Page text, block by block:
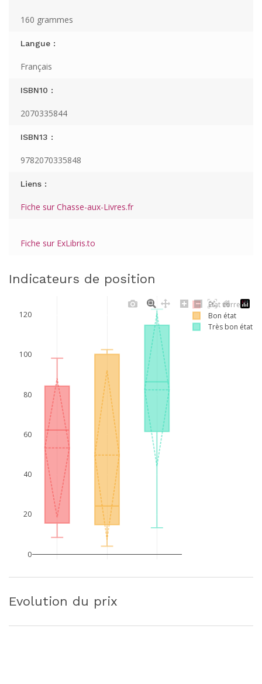
160 grammes
Langue :
Français
ISBN10 :
2070335844
ISBN13 :
9782070335848
Liens :
Fiche sur Chasse-aux-Livres.fr
Fiche sur ExLibris.to
Indicateurs de position
0
20
40
60
80
100
120
Etat correct
Bon état
Très bon état
Evolution du prix